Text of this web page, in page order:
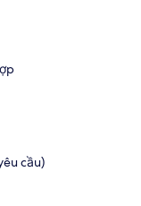
cầu)